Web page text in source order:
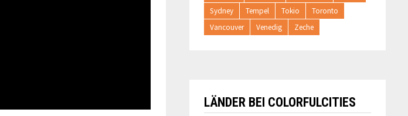
Sydney
Tempel Tokio
Toronto
Vancouver
Venedig Zeche
LÄNDER BEI COLORFULCITIES